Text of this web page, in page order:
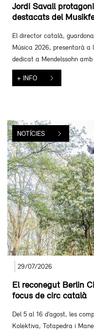
Jordi Savall
destacats del
El director català,
Música 2026, presentarà a
dedicat a Mendelssohn
+ INFO
29/07/2026
El reconegut Berlin
focus de circ català
Del 5 al 16 d’agost, les
Kolektiva, Totapedra i
NOTÍCIES